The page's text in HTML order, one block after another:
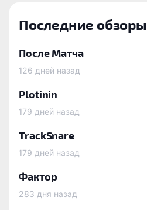
Последние обзоры
После Матча
126 дней назад
Plotinin
179 дней назад
TrackSnare
179 дней назад
Фактор
283 дня назад